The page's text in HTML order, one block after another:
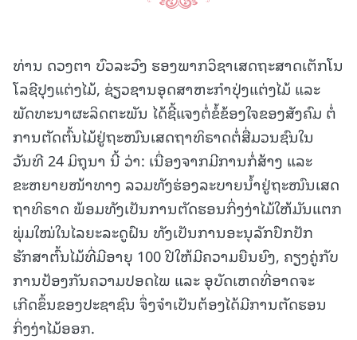
ທ່ານ ດວງຕາ ບົວລະວົງ ຮອງພາກວິຊາເສດຖະສາດເຕັກໂນ
ໂລຊີປຸງແຕ່ງໄມ້, ຊ່ຽວຊານອຸດສາຫະກຳປຸ່ງແຕ່ງໄມ້ ແລະ
ພັດທະນາຜະລິດຕະພັນ ໄດ້ຊີ້ແຈງຕໍ່ຂໍ້ຂ້ອງໃຈຂອງສັງຄົມ ຕໍ່
ການຕັດຕົ້ນໄມ້ຢູ່ຖະໜົນເສດຖາທິຣາດຕໍ່ສື່ມວນຊົນໃນ
ວັນທີ 24 ມິຖຸນາ ນີ້ ວ່າ: ເນື່ອງຈາກມີການກໍ່ສ້າງ ແລະ
ຂະຫຍາຍໜ້າທາງ ລວມທັງຮ່ອງລະບາຍນໍ້າຢູ່ຖະໜົນເສດ
ຖາທິຣາດ ພ້ອມທັງເປັນການຕັດຮອນກິ່ງງ່າໄມ້ໃຫ້ມັນແຕກ
ພຸ່ມໃໝ່ໃນໄລຍະລະດູຝົນ ທັງເປັນການອະນຸລັກປົກປັກ
ຮັກສາຕົ້ນໄມ້ທີ່ມີອາຍຸ 100 ປີໃຫ້ມີຄວາມຍືນຍົງ, ຄຽງຄູ່ກັບ
ການປ້ອງກັນຄວາມປອດໄພ ແລະ ອຸບັດເຫດທີ່ອາດຈະ
ເກີດຂຶ້ນຂອງປະຊາຊົນ ຈຶ່ງຈໍາເປັນຕ້ອງໄດ້ມີການຕັດຮອນ
ກິ່ງງ່າໄມ້ອອກ.